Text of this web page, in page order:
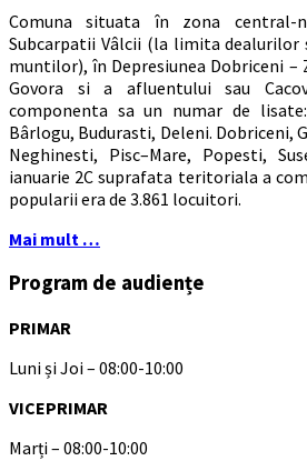
Comuna situata în zona central-
Subcarpatii Vâlcii (la limita dealurilor
muntilor), în Depresiunea Dobriceni –
Govora si a afluentului sau
componenta sa un numar de
Bârlogu, Budurasti, Deleni. Dobriceni,
Neghinesti, Pisc–Mare, Popesti,
ianuarie 2C suprafata teritoriala a
popularii era de 3.861 locuitori.
Mai mult …
Program de audiențe
PRIMAR
Luni și Joi – 08:00-10:00
VICEPRIMAR
Marți – 08:00-10:00